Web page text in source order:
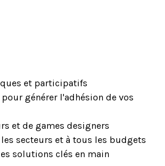
et participatifs
générer l'adhésion de vos
et de games designers
secteurs et à tous les budgets
solutions clés en main